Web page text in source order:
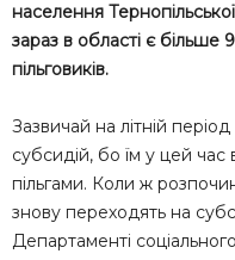
населення
зараз в області є більше
пільговиків.
Зазвичай на літній
субсидій, бо їм у цей час
пільгами. Коли ж
знову переходять на
Департаменті